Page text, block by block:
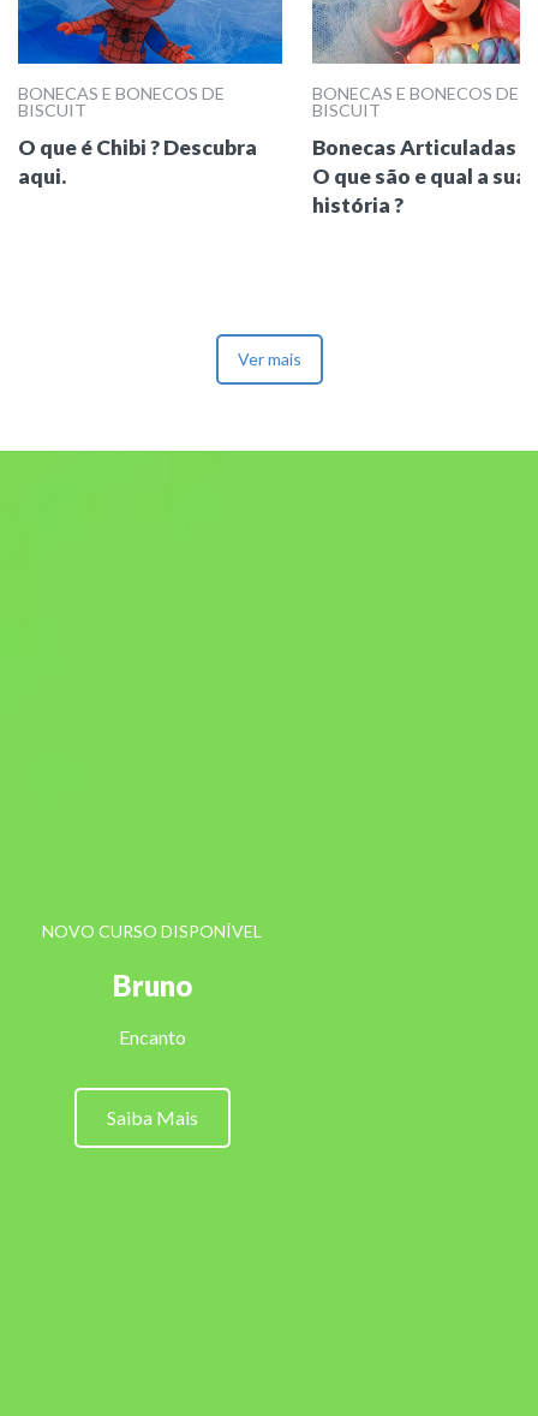
BONECAS E BONECOS DE
BISCUIT
O que é Chibi ? Descubra
aqui.
BONECAS E BONECOS DE
BISCUIT
Bonecas Articuladas
O que são e qual a sua
história ?
Ver mais
NOVO CURSO DISPONÍVEL
Bruno
Encanto
Saiba Mais